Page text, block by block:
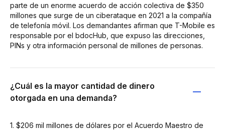
parte de un enorme acuerdo de acción colectiva de $350
millones que surge de un ciberataque en 2021 a la compañía
de telefonía móvil. Los demandantes afirman que T-Mobile es
responsable por el bdocHub, que expuso las direcciones,
PINs y otra información personal de millones de personas.
¿Cuál es la mayor cantidad de dinero
otorgada en una demanda?
1. $206 mil millones de dólares por el Acuerdo Maestro de